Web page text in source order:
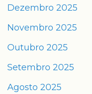
Dezembro 2025
Novembro 2025
Outubro 2025
Setembro 2025
Agosto 2025